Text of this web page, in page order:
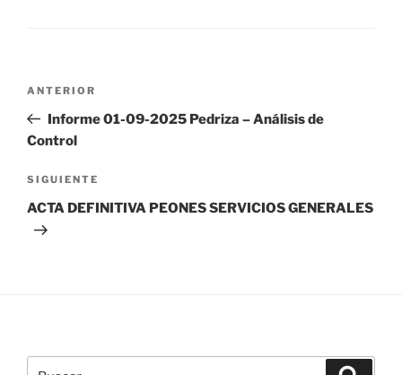
Navegación
entradas
Entrada
anterior:
ANTERIOR
Informe 01-09-2025 Pedriza – Análisis de
Control
Siguiente
entrada
SIGUIENTE
ACTA DEFINITIVA PEONES SERVICIOS GENERALES